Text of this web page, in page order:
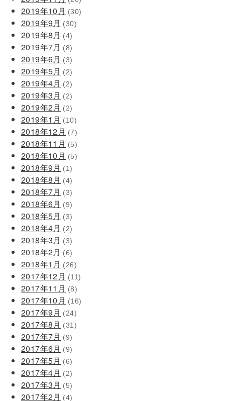
2019年10月 (30)
2019年9月 (30)
2019年8月 (4)
2019年7月 (8)
2019年6月 (3)
2019年5月 (2)
2019年4月 (2)
2019年3月 (2)
2019年2月 (2)
2019年1月 (10)
2018年12月 (7)
2018年11月 (5)
2018年10月 (5)
2018年9月 (1)
2018年8月 (4)
2018年7月 (3)
2018年6月 (9)
2018年5月 (3)
2018年4月 (2)
2018年3月 (3)
2018年2月 (6)
2018年1月 (26)
2017年12月 (11)
2017年11月 (8)
2017年10月 (16)
2017年9月 (24)
2017年8月 (31)
2017年7月 (9)
2017年6月 (9)
2017年5月 (6)
2017年4月 (2)
2017年3月 (5)
2017年2月 (4)